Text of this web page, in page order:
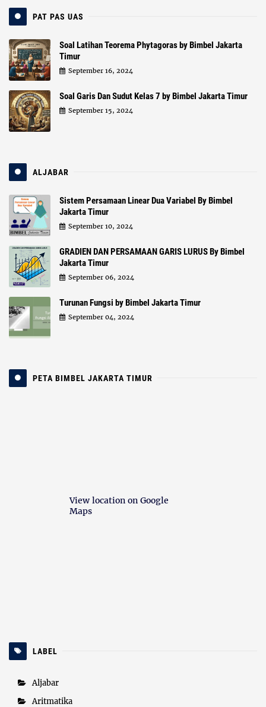
PAT PAS UAS
Soal Latihan Teorema Phytagoras by Bimbel Jakarta
Timur
September 16, 2024
Soal Garis Dan Sudut Kelas 7 by Bimbel Jakarta Timur
September 15, 2024
ALJABAR
Sistem Persamaan Linear Dua Variabel By Bimbel
Jakarta Timur
September 10, 2024
GRADIEN DAN PERSAMAAN GARIS LURUS By Bimbel
Jakarta Timur
September 06, 2024
Turunan Fungsi by Bimbel Jakarta Timur
September 04, 2024
PETA BIMBEL JAKARTA TIMUR
View location on Google
Maps
LABEL
Aljabar
Aritmatika